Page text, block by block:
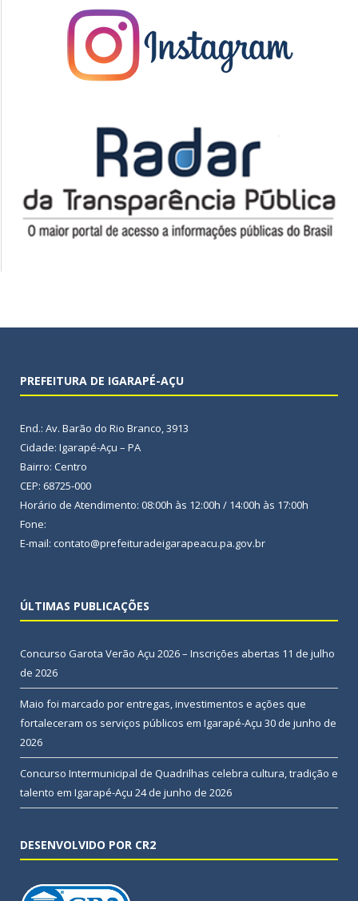
PREFEITURA DE IGARAPÉ-AÇU
End.: Av. Barão do Rio Branco, 3913
Cidade: Igarapé-Açu – PA
Bairro: Centro
CEP: 68725-000
Horário de Atendimento: 08:00h às 12:00h / 14:00h às 17:00h
Fone:
E-mail: contato@prefeituradeigarapeacu.pa.gov.br
ÚLTIMAS PUBLICAÇÕES
Concurso Garota Verão Açu 2026 – Inscrições abertas 11 de julho
de 2026
Maio foi marcado por entregas, investimentos e ações que
fortaleceram os serviços públicos em Igarapé-Açu 30 de junho de
2026
Concurso Intermunicipal de Quadrilhas celebra cultura, tradição e
talento em Igarapé-Açu 24 de junho de 2026
DESENVOLVIDO POR CR2